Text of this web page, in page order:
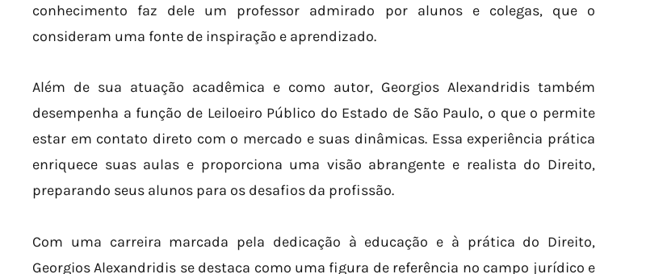
conhecimento faz dele um professor admirado por alunos e colegas, que o
consideram uma fonte de inspiração e aprendizado.
Além de sua atuação acadêmica e como autor, Georgios Alexandridis também
desempenha a função de Leiloeiro Público do Estado de São Paulo, o que o permite
estar em contato direto com o mercado e suas dinâmicas. Essa experiência prática
enriquece suas aulas e proporciona uma visão abrangente e realista do Direito,
preparando seus alunos para os desafios da profissão.
Com uma carreira marcada pela dedicação à educação e à prática do Direito,
Georgios Alexandridis se destaca como uma figura de referência no campo jurídico e